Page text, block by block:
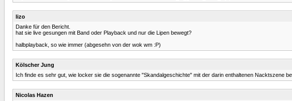
lizo
Danke für den Bericht.
hat sie live gesungen mit Band oder Playback und nur die Lipen bewegt?
halbplayback, so wie immer (abgesehn von der wok wm :P)
Kölscher Jung
Ich finde es sehr gut, wie locker sie die sogenannte "Skandalgeschichte" mit der darin enthaltenen Nacktszene
Nicolas Hazen